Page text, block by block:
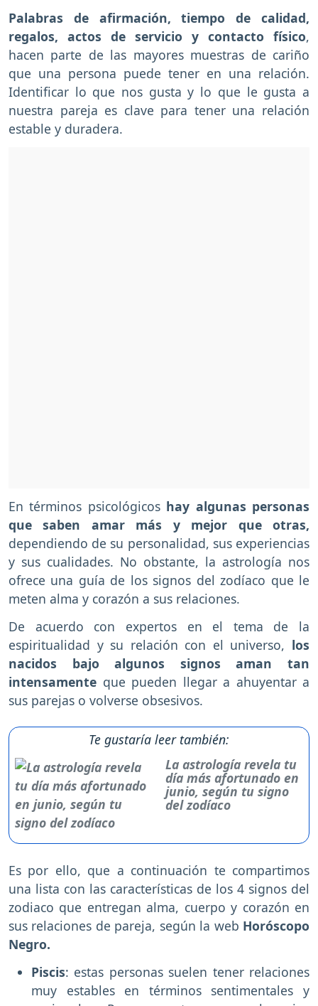
Palabras de afirmación, tiempo de calidad,
regalos, actos de servicio y contacto físico,
hacen parte de las mayores muestras de cariño
que una persona puede tener en una relación.
Identificar lo que nos gusta y lo que le gusta a
nuestra pareja es clave para tener una relación
estable y duradera.
En términos psicológicoshay algunas personas
que saben amar más y mejor que otras,
dependiendo de su personalidad, sus experiencias
y sus cualidades. No obstante, la astrología nos
ofrece una guía de los signos del zodíaco que le
meten alma y corazón a sus relaciones.
De acuerdo con expertos en el tema de la
espiritualidad y su relación con el universo, los
nacidos bajo algunos signos aman tan
intensamente que pueden llegar a ahuyentar a
sus parejas o volverse obsesivos.
Te gustaría leer también:
La astrología revela tu
día más afortunado en
junio, según tu signo
del zodíaco
Es por ello, que a continuación te compartimos
una lista con las características de los 4 signos del
zodiaco que entregan alma, cuerpo y corazón en
sus relaciones de pareja, según la web Horóscopo
Negro.
Piscis: estas personas suelen tener relaciones
muy estables en términos sentimentales y